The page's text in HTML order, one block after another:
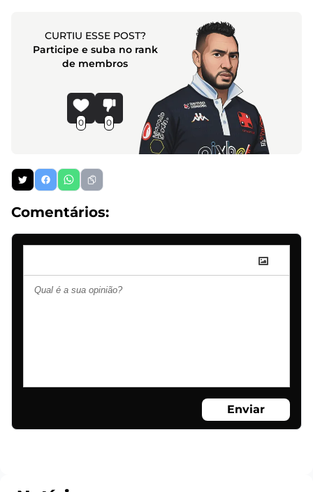
CURTIU ESSE POST?
Participe e suba no rank
de membros
0 0
Comentários:
Enviar